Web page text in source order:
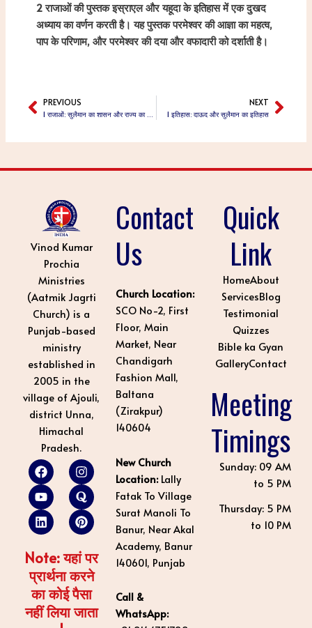
2 राजाओं की पुस्तक इस्राएल और यहूदा के इतिहास में एक दुखद
अध्याय का वर्णन करती है। यह पुस्तक परमेश्वर की आज्ञा का महत्व,
पाप के परिणाम, और परमेश्वर की दया और वफादारी को दर्शाती है।
PrevPREVIOUS
1 राजाओं: सुलैमान का शासन और राज्य का विभाजन
NEXT
1 इतिहास: दाऊद और सुलैमान का इतिहासNext
Contact
Us
Church Location:
SCO No-2, First
Floor, Main
Market, Near
Chandigarh
Fashion Mall,
Baltana
(Zirakpur)
140604
New Church
Location:Lally
Fatak To Village
Surat Manoli To
Banur, Near Akal
Academy, Banur
140601, Punjab
Call &
WhatsApp:
Vinod Kumar
Prochia
Ministries
(Aatmik Jagrti
Church) is a
Punjab-based
ministry
established in
2005 in the
village of Ajouli,
district Unna,
Himachal
Pradesh.
F
a
c
e
b
o
o
k
I
n
s
t
a
g
r
a
m
Y
o
u
t
u
b
e
Q
u
o
r
a
L
i
n
k
e
d
i
n
P
i
n
t
e
r
e
s
t
Note: यहां पर
प्रार्थना करने
का कोई पैसा
नहीं लिया जाता
Quick
Link
HomeAbout
ServicesBlog
Testimonial
Quizzes
Bible ka Gyan
GalleryContact
Meeting
Timings
Sunday: 09 AM
to 5 PM
Thursday: 5 PM
to 10 PM